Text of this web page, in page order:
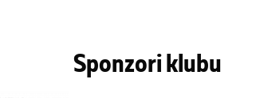
Sponzori klubu